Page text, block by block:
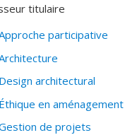
titulaire
participative
Design architectural
Éthique en aménagement
de projets